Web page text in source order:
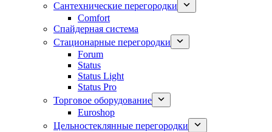
Сантехнические перегородки
Comfort
Спайдерная система
Стационарные перегородки
Forum
Status
Status Light
Status Pro
Торговое оборудование
Euroshop
Цельностеклянные перегородки